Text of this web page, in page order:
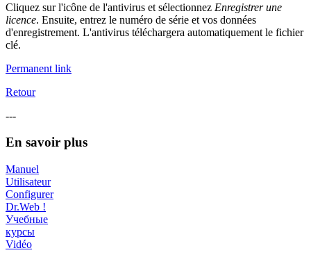
Cliquez sur l'icône de l'antivirus et sélectionnez Enregistrer une
licence. Ensuite, entrez le numéro de série et vos données
d'enregistrement. L'antivirus téléchargera automatiquement le fichier
clé.
Permanent link
Retour
---
En savoir plus
Manuel
Utilisateur
Configurer
Dr.Web !
Учебные
курсы
Vidéo